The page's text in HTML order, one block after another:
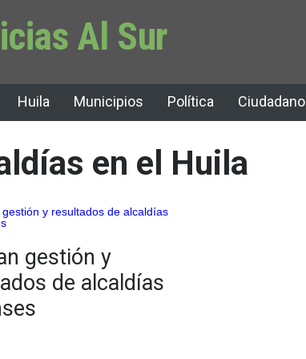
Al Sur
Huila Municipios Política Ciudadano
en el Huila
gestión y
de alcaldías